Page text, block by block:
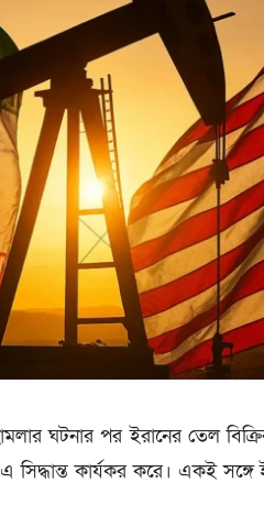
ঘটনার পর ইরানের তেল
এ সিদ্ধান্ত কার্যকর করে। একই